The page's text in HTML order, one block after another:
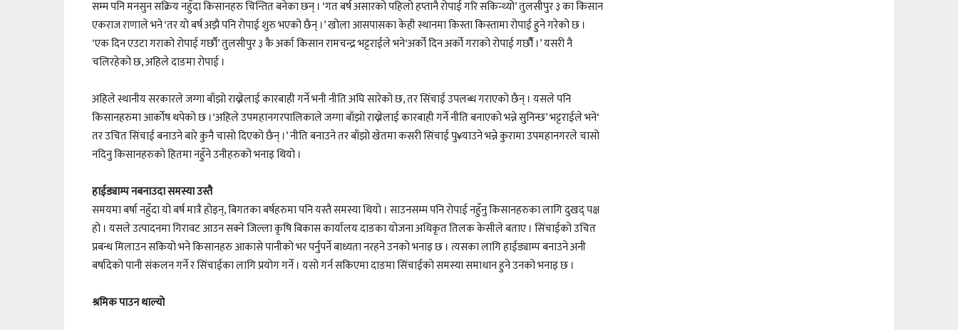
सम्म पनि मनसुन सक्रिय नहुँदा किसानहरु चिन्तित बनेका छन् । ‘गत बर्ष असारको पहिलो हप्तानै रोपाई गरि सकिन्थ्यो’ तुलसीपुर ३ का किसान
एकराज राणाले भने ‘तर यो बर्ष अझै पनि रोपाई शुरु भएको छैन् ।’ खोला आसपासका केही स्थानमा किस्ता किस्तामा रोपाई हुने गरेको छ ।
‘एक दिन एउटा गराको रोपाई गर्छौ’ तुलसीपुर ३ कै अर्का किसान रामचन्द्र भट्टराईले भने‘अर्को दिन अर्को गराको रोपाई गर्छौैं ।’ यसरी नै
चलिरहेको छ, अहिले दाङमा रोपाई ।
अहिले स्थानीय सरकारले जग्गा बाँझो राख्नेलाई कारबाही गर्ने भनी नीति अघि सारेको छ, तर सिंचाई उपलब्ध गराएको छैन् । यसले पनि
किसानहरुमा आर्कोष थपेको छ ।‘अहिले उपमहानगरपालिकाले जग्गा बाँझो राख्नेलाई कारबाही गर्ने नीति बनाएको भन्ने सुनिन्छ’ भट्टराईले भने‘
तर उचित सिंचाई बनाउने बारे कुनै चासो दिएको छैन् ।’ नीति बनाउने तर बाँझो खेतमा कसरी सिंचाई पु¥याउने भन्ने कुरामा उपमहानगरले चासो
नदिनु किसानहरुको हितमा नहुँने उनीहरुको भनाइ थियो ।
हाईड्याम्प नबनाउदा समस्या उस्तै
समयमा बर्षा नहुँदा यो बर्ष मात्रै होइन्, बिगतका बर्षहरुमा पनि यस्तै समस्या थियो । साउनसम्म पनि रोपाई नहुँनु किसानहरुका लागि दुखद् पक्ष
हो । यसले उत्पादनमा गिरावट आउन सक्ने जिल्ला कृषि बिकास कार्यालय दाङका योजना अधिकृत तिलक केसीले बताए । सिंचाईको उचित
प्रबन्ध मिलाउन सकियो भने किसानहरु आकासे पानीको भर पर्नुपर्ने बाध्यता नरहने उनको भनाइ छ । त्यसका लागि हाईड्याम्प बनाउने अनी
बर्षादेको पानी संकलन गर्ने र सिंचाईका लागि प्रयोग गर्ने । यसो गर्न सकिएमा दाङमा सिंचाईको समस्या समाधान हुने उनको भनाइ छ ।
श्रमिक पाउन थाल्यो